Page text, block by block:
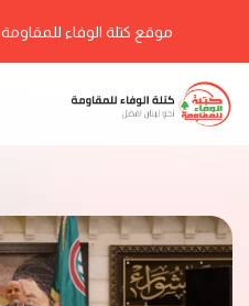
موقع كتلة الوفاء للمقاومة